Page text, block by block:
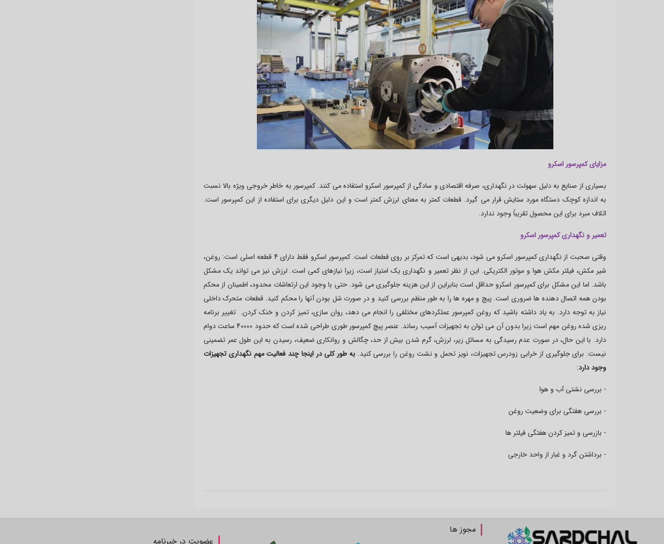
مزایای کمپرسور اسکرو
بسیاری از صنایع به دلیل سهولت در نگهداری، صرفه اقتصادی و سادگی از کمپرسور اسکرو استفاده می کنند. کمپرسور به خاطر خروجی ویژه بالا نسبت
به اندازه کوچک دستگاه مورد ستایش قرار می گیرد. قطعات کمتر به معنای لرزش کمتر است و این دلیل دیگری برای استفاده از این کمپرسور است.
اتلاف مبرد برای این محصول تقریباً وجود ندارد.
تعمیر و نگهداری کمپرسور اسکرو
وقتی صحبت از نگهداری کمپرسور اسکرو می شود، بدیهی است که تمرکز بر روی قطعات است. کمپرسور اسکرو فقط دارای 4 قطعه اصلی است: روغن،
شیر مکش، فیلتر مکش هوا و موتور الکتریکی. این از نظر تعمیر و نگهداری یک امتیاز است، زیرا نیازهای کمی است. لرزش نیز می تواند یک مشکل
باشد. اما این مشکل برای کمپرسور اسکرو حداقل است بنابراین از این هزینه جلوگیری می شود. حتی با وجود این ارتعاشات محدود، اطمینان از محکم
بودن همه اتصال دهنده ها ضروری است. پیچ و مهره ها را به طور منظم بررسی کنید و در صورت شل بودن آنها را محکم کنید. قطعات متحرک داخلی
نیاز به توجه دارد. به یاد داشته باشید که روغن کمپرسور عملکردهای مختلفی را انجام می دهد، روان سازی، تمیز کردن و خنک کردن. تغییر برنامه
ریزی شده روغن مهم است زیرا بدون آن می توان به تجهیزات آسیب رساند. عنصر پیچ کمپرسور طوری طراحی شده است که حدود 40000 ساعت دوام
دارد. با این حال، در صورت عدم رسیدگی به مسائل زیر، لرزش، گرم شدن بیش از حد، چگالش و روانکاری ضعیف، رسیدن به این طول عمر تضمینی
نیست. برای جلوگیری از خرابی زودرس تجهیزات، نویز تحمل و نشت روغن را بررسی کنید.به طور کلی در اینجا چند فعالیت مهم نگهداری تجهیزات
وجود دارد:
- بررسی نشتی آب و هوا
- بررسی هفتگی برای وضعیت روغن
- بازرسی و تمیز کردن هفتگی فیلتر ها
- برداشتن گرد و غبار از واحد خارجی
مجوز ها
عضویت در خبرنامه